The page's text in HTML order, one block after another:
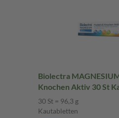
Biolectra
Knochen
30 St = 96,3 g
Kautabletten